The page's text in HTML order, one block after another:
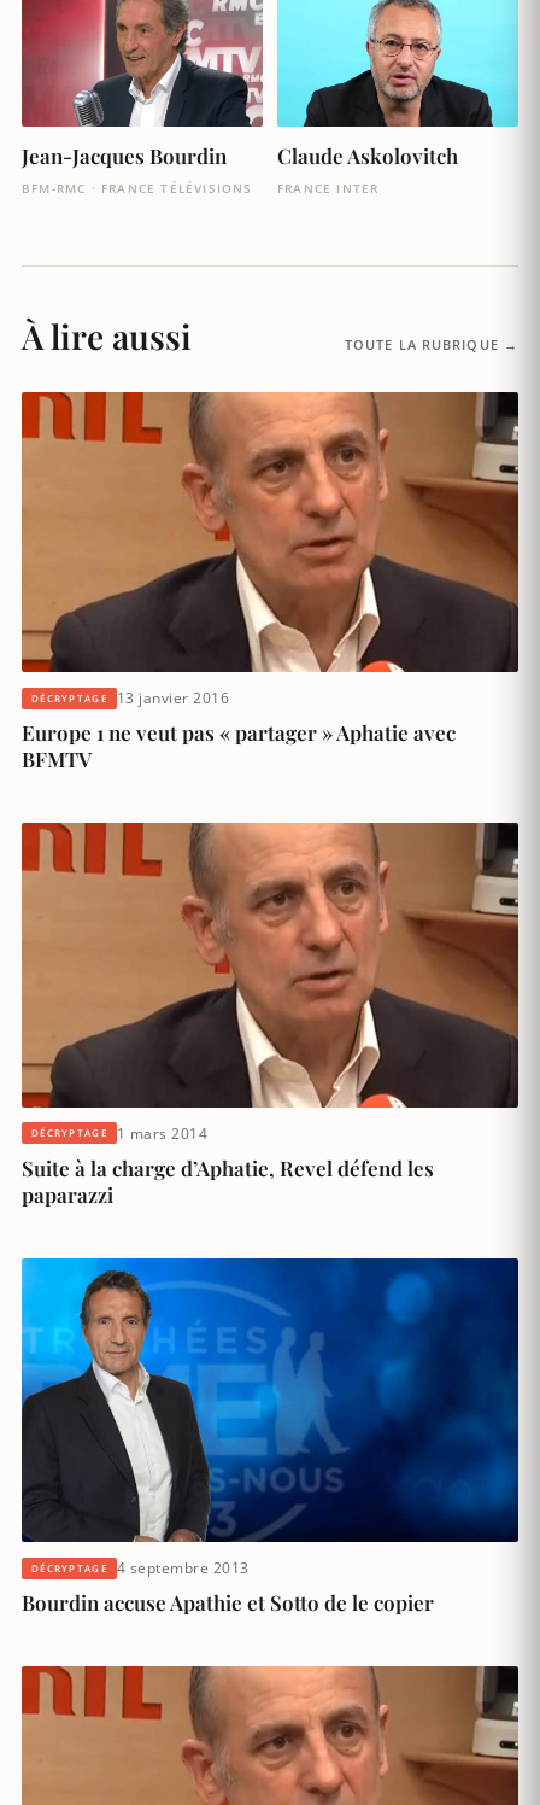
Jean-Jacques Bourdin
BFM-RMC · FRANCE TÉLÉVISIONS
Claude Askolovitch
FRANCE INTER
À lire aussi TOUTE LA RUBRIQUE →
DÉCRYPTAGE 13 janvier 2016
Europe 1 ne veut pas « partager » Aphatie avec
BFMTV
DÉCRYPTAGE 1 mars 2014
Suite à la charge d’Aphatie, Revel défend les
paparazzi
DÉCRYPTAGE 4 septembre 2013
Bourdin accuse Apathie et Sotto de le copier